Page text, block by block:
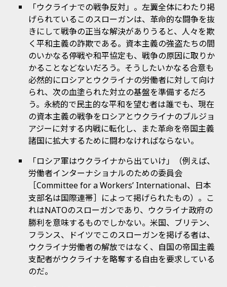
「ウクライナでの戦争反対」。左翼全体にわたり掲
げられているこのスローガンは、革命的な闘争を抜
きにして戦争の正当な解決がありうると、人々を欺
く平和主義の詐欺である。資本主義の強盗たちの間
のいかなる停戦や和平協定も、戦争の原因に取りか
かることなどないだろう。そうしたいかなる合意も
必然的にロシアとウクライナの労働者に対して向け
られ、次の血塗られた対立の基盤を準備するだろ
う。永続的で民主的な平和を望む者は誰でも、現在
の資本主義の戦争をロシアとウクライナのブルジョ
アジーに対する内戦に転化し、また革命を帝国主義
諸国に拡大するために闘わなければならない。
「ロシア軍はウクライナから出ていけ」（例えば、
労働者インターナショナルのための委員会
［Committee for a Workers’ International、日本
支部名は国際連帯］によって掲げられたもの）。こ
れはNATOのスローガンであり、ウクライナ政府の
勝利を意味するものでしかない。米国、ブリテン、
フランス、ドイツでこのスローガンを掲げる者は、
ウクライナ労働者の解放ではなく、自国の帝国主義
支配者がウクライナを略奪する自由を要求している
のだ。